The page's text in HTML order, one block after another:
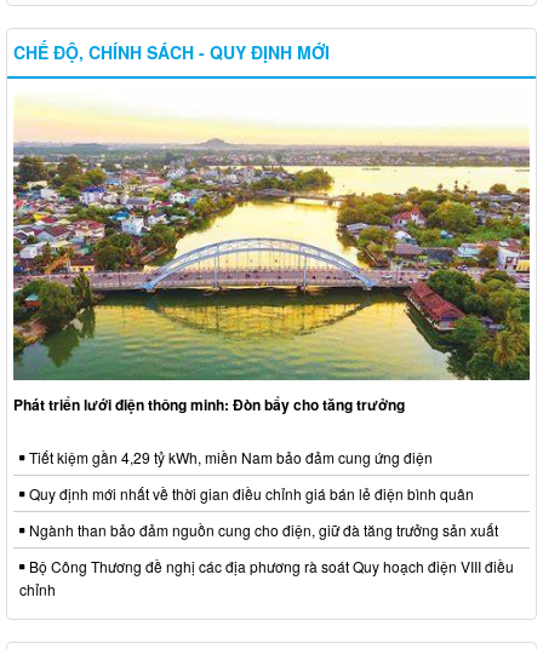
CHẾ ĐỘ, CHÍNH SÁCH - QUY ĐỊNH MỚI
Phát triển lưới điện thông minh: Đòn bẩy cho tăng trưởng
Tiết kiệm gần 4,29 tỷ kWh, miền Nam bảo đảm cung ứng điện
Quy định mới nhất về thời gian điều chỉnh giá bán lẻ điện bình quân
Ngành than bảo đảm nguồn cung cho điện, giữ đà tăng trưởng sản xuất
Bộ Công Thương đề nghị các địa phương rà soát Quy hoạch điện VIII điều
chỉnh